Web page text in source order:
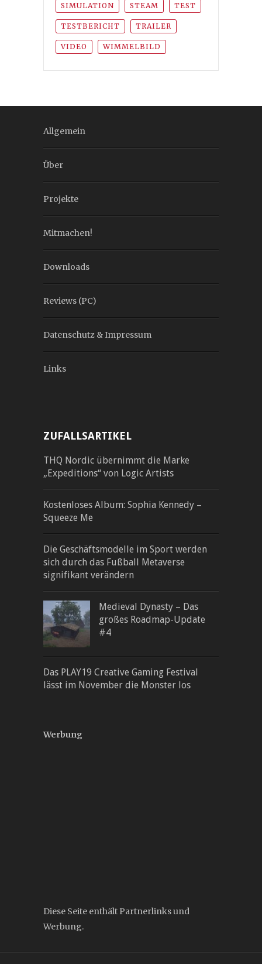
SIMULATION STEAM TEST
TESTBERICHT TRAILER
VIDEO WIMMELBILD
Allgemein
Über
Projekte
Mitmachen!
Downloads
Reviews (PC)
Datenschutz & Impressum
Links
ZUFALLSARTIKEL
THQ Nordic übernimmt die Marke
„Expeditions“ von Logic Artists
Kostenloses Album: Sophia Kennedy –
Squeeze Me
Die Geschäftsmodelle im Sport werden
sich durch das Fußball Metaverse
signifikant verändern
Medieval Dynasty – Das
großes Roadmap-Update
#4
Das PLAY19 Creative Gaming Festival
lässt im November die Monster los
Werbung
Diese Seite enthält Partnerlinks und
Werbung.